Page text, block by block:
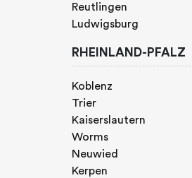
Reutlingen
Ludwigsburg
RHEINLAND-PFALZ
Koblenz
Trier
Kaiserslautern
Worms
Neuwied
Kerpen